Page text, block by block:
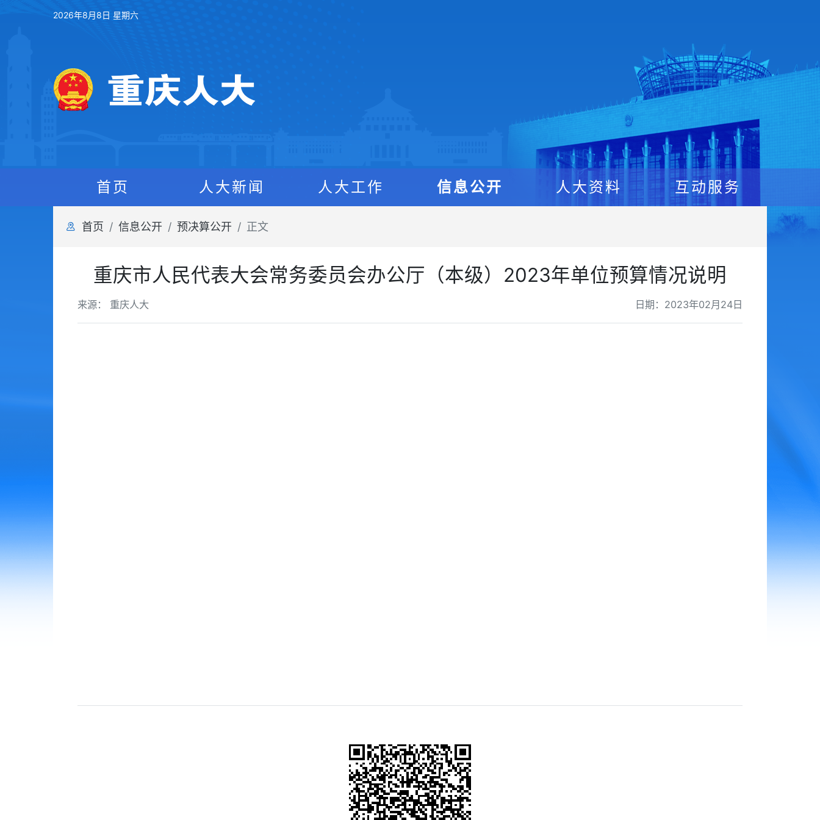
2026年8月8日 星期六
首页 人大新闻 人大工作 信息公开 人大资料 互动服务
首页 信息公开 预决算公开 正文
重庆市人民代表大会常务委员会办公厅（本级）2023年单位预算情况说明
日期：2023年02月24日
来源： 重庆人大